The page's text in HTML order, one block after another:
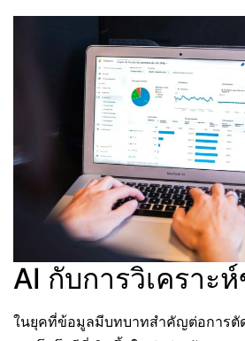
AI กับการวิเคราะ
ในยุคที่ข้อมูลมีบทบาทสำคัญต่อการตั